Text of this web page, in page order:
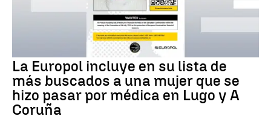
La Europol incluye en su lista de
más buscados a una mujer que se
hizo pasar por médica en Lugo y A
Coruña